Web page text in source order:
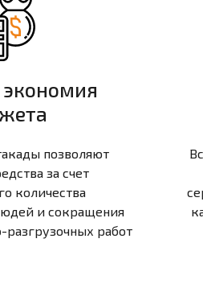
позволяют
за счет
количества
и сокращения
работ